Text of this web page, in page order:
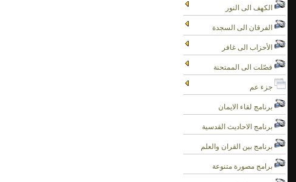
الكهف الى النور
الفرقان الى السجدة
الأحزاب الى غافر
فصّلت الى الممتحنة
جزء عم
برنامج لقاء الايمان
برنامج الاحاديث القدسية
برنامج بين القران والعلم
برامج مصورة متنوعة